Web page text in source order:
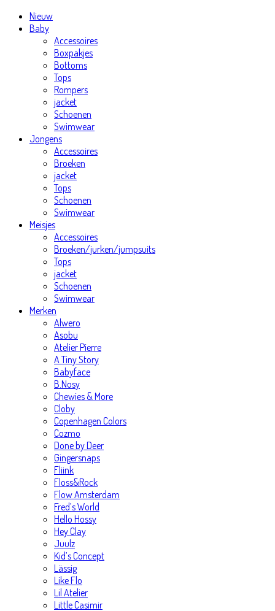
Nieuw
Baby
Accessoires
Boxpakjes
Bottoms
Tops
Rompers
jacket
Schoenen
Swimwear
Jongens
Accessoires
Broeken
jacket
Tops
Schoenen
Swimwear
Meisjes
Accessoires
Broeken/jurken/jumpsuits
Tops
jacket
Schoenen
Swimwear
Merken
Alwero
Asobu
Atelier Pierre
A Tiny Story
Babyface
B.Nosy
Chewies & More
Cloby
Copenhagen Colors
Cozmo
Done by Deer
Gingersnaps
Fliink
Floss&Rock
Flow Amsterdam
Fred’s World
Hello Hossy
Hey Clay
Juulz
Kid’s Concept
Lässig
Like Flo
Lil Atelier
Little Casimir